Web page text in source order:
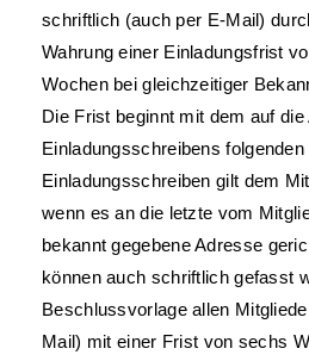
schriftlich (auch per E-Mail)
Wahrung einer Einladungsfrist
Wochen bei gleichzeitiger
Die Frist beginnt mit dem auf die
Einladungsschreibens folgenden
Einladungsschreiben gilt dem
wenn es an die letzte vom
bekannt gegebene Adresse
können auch schriftlich gefasst
Beschlussvorlage allen
Mail) mit einer Frist von sechs